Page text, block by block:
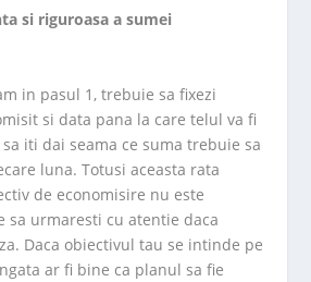
si riguroasa a sumei
in pasul 1, trebuie sa fixezi
si data pana la care telul va fi
iti dai seama ce suma trebuie sa
luna. Totusi aceasta rata
de economisire nu este
sa urmaresti cu atentie daca
Daca obiectivul tau se intinde pe
ar fi bine ca planul sa fie